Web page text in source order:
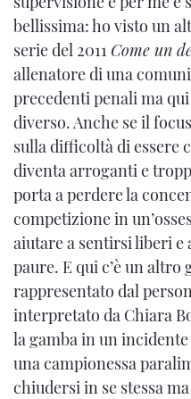
bellissima: ho visto un
serie del 2011 Come un
allenatore di una
precedenti penali ma
diverso. Anche se il
sulla difficoltà di essere
diventa arroganti e
porta a perdere la
competizione in
aiutare a sentirsi liberi e
paure. E qui c’è un altro
rappresentato dal
interpretato da Chiara
la gamba in un
una campionessa
chiudersi in se stessa